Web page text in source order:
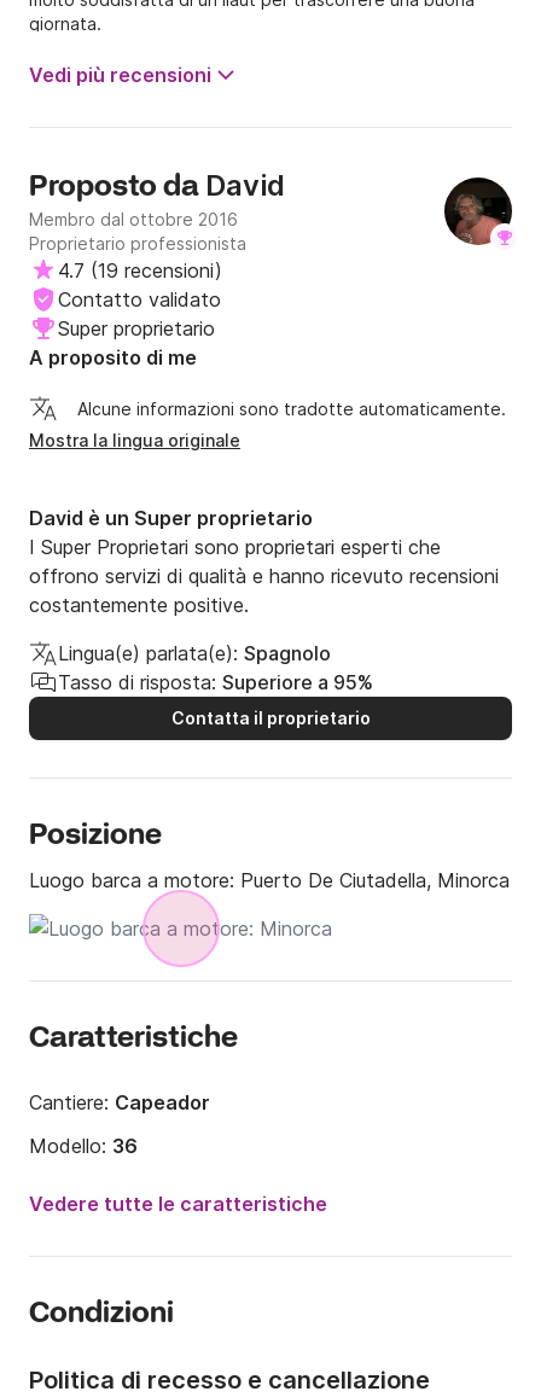
giornata.
Vedi più recensioni
Proposto da David
Membro dal ottobre 2016
Proprietario professionista
4.7 (19 recensioni)
Contatto validato
Super proprietario
A proposito di me
Alcune informazioni sono tradotte automaticamente.
Mostra la lingua originale
David è un Super proprietario
I Super Proprietari sono proprietari esperti che
offrono servizi di qualità e hanno ricevuto recensioni
costantemente positive.
Lingua(e) parlata(e): Spagnolo
Tasso di risposta: Superiore a 95%
Contatta il proprietario
Posizione
Luogo barca a motore: Puerto De Ciutadella, Minorca
Caratteristiche
Cantiere: Capeador
Modello: 36
65CV
Portata massima persone:
Vedere tutte le caratteristiche
Condizioni
Politica di recesso e cancellazione